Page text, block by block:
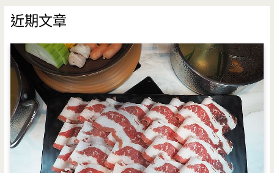
鍵
字
:
近期文章